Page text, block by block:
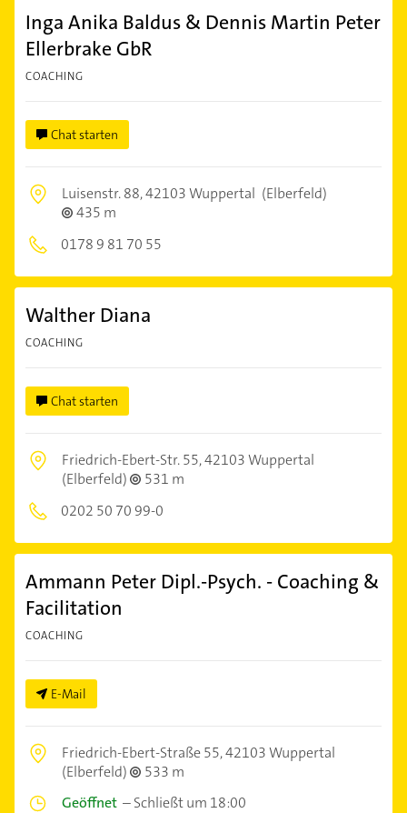
Inga Anika Baldus & Dennis Martin Peter
Ellerbrake GbR
COACHING
Chat starten
Luisenstr. 88,42103 Wuppertal (Elberfeld)
435 m
0178 9 81 70 55
Walther Diana
COACHING
Chat starten
Friedrich-Ebert-Str. 55,42103 Wuppertal
(Elberfeld)
531 m
0202 50 70 99-0
Ammann Peter Dipl.-Psych. - Coaching &
Facilitation
COACHING
E-Mail
Friedrich-Ebert-Straße 55,42103 Wuppertal
(Elberfeld)
533 m
Geöffnet –Schließt um 18:00